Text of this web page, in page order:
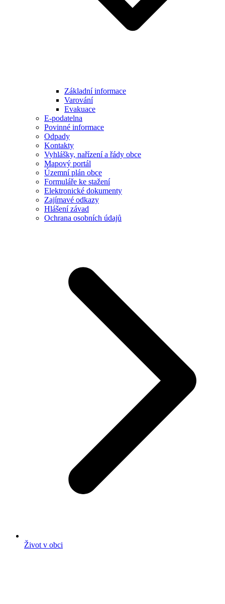
Základní informace
Varování
Evakuace
E-podatelna
Povinné informace
Odpady
Kontakty
Vyhlášky, nařízení a řády obce
Mapový portál
Územní plán obce
Formuláře ke stažení
Elektronické dokumenty
Zajímavé odkazy
Hlášení závad
Ochrana osobních údajů
Život v obci